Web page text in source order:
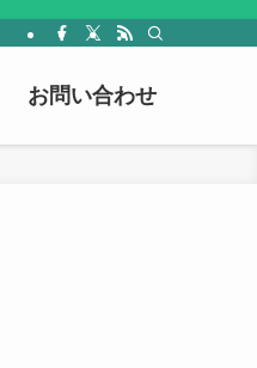
お問い合わせ